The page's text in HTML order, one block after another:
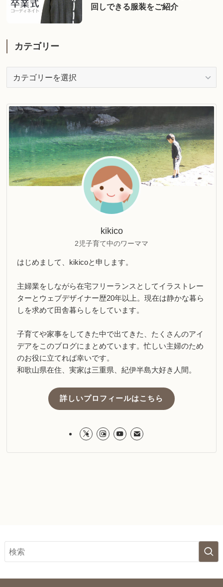
回しできる服装をご紹介
カテゴリー
リ
ー
kikico
2児子育て中のワーママ
はじめまして、kikicoと申します。
主婦業をしながら在宅フリーランスとしてイラストレー
ターとウェブデザイナー歴20年以上。現在は静かな暮ら
しを求めて田舎暮らしをしています。
子育てや家事をしてきた中で出てきた、たくさんのアイ
デアをこのブログにまとめています。忙しい主婦のため
のお役に立てれば幸いです。
和歌山県在住、実家は三重県、紀伊半島大好き人間。
詳しいプロフィールはこちら